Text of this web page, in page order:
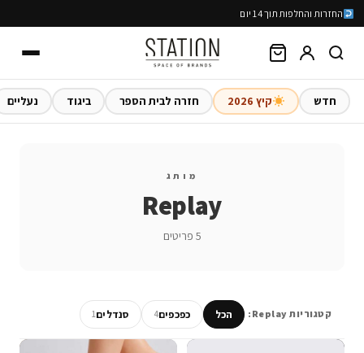
החזרות והחלפות תוך 14 יום
חדש קיץ 2026 חזרה לבית הספר ביגוד נעליים
מותג
Replay
5 פריטים
קטגוריות Replay: הכל כפכפים4 סנדלים1